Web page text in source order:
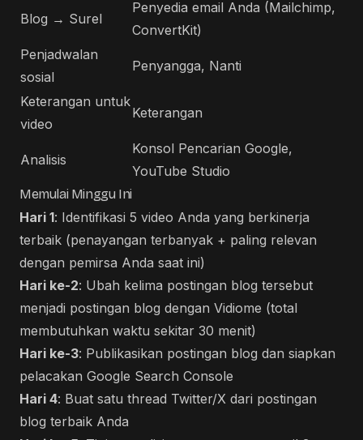
Blog → Surel
Penyedia email Anda (Mailchimp,
ConvertKit)
Penjadwalan
sosial
Penyangga, Nanti
Keterangan untuk
video
Keterangan
Analisis
Konsol Pencarian Google,
YouTube Studio
Memulai Minggu Ini
Hari 1: Identifikasi 5 video Anda yang berkinerja
terbaik (penayangan terbanyak + paling relevan
dengan pemirsa Anda saat ini)
Hari ke-2: Ubah kelima postingan blog tersebut
menjadi postingan blog dengan Vidiome (total
membutuhkan waktu sekitar 30 menit)
Hari ke-3: Publikasikan postingan blog dan siapkan
pelacakan Google Search Console
Hari 4: Buat satu thread Twitter/X dari postingan
blog terbaik Anda